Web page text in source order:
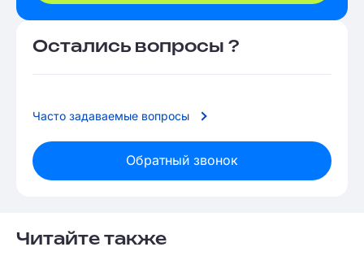
Остались вопросы ?
Часто задаваемые вопросы
Обратный звонок
Читайте также